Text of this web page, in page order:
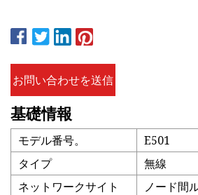
お問い合わせを送信
基礎情報
モデル番号。
E501
タイプ
無線
ネットワークサイト
ノード間